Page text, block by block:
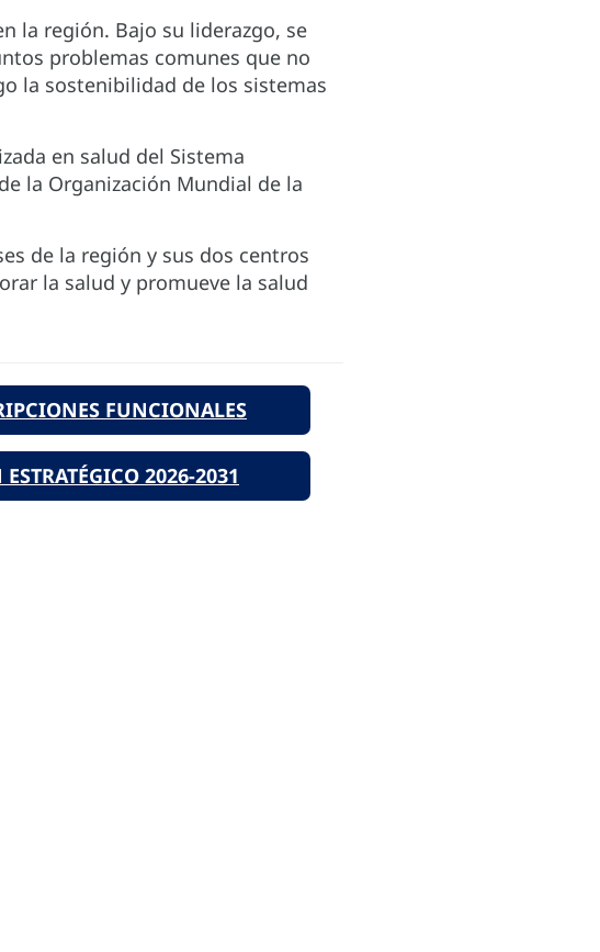
la región. Bajo su liderazgo, se
problemas comunes que no
la sostenibilidad de los sistemas
en salud del Sistema
la Organización Mundial de la
de la región y sus dos centros
la salud y promueve la salud
FUNCIONALES
ESTRATÉGICO 2026-2031